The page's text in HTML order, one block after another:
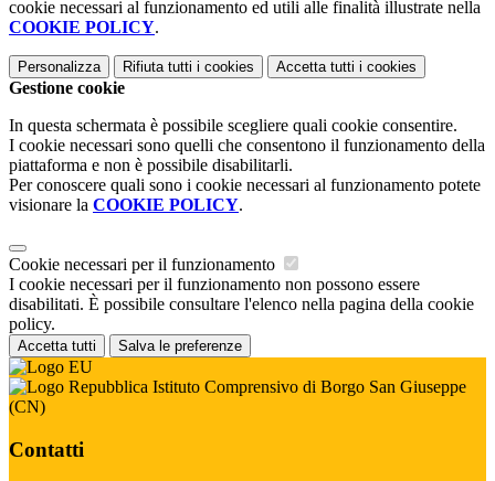
cookie necessari al funzionamento ed utili alle finalità illustrate nella
COOKIE POLICY.
Personalizza Rifiuta tutti i cookies Accetta tutti i cookies
Gestione cookie
In questa schermata è possibile scegliere quali cookie consentire.
I cookie necessari sono quelli che consentono il funzionamento della
piattaforma e non è possibile disabilitarli.
Per conoscere quali sono i cookie necessari al funzionamento potete
visionare la COOKIE POLICY.
Cookie necessari per il funzionamento
I cookie necessari per il funzionamento non possono essere
disabilitati. È possibile consultare l'elenco nella pagina della cookie
policy.
Accetta tutti Salva le preferenze
Istituto Comprensivo di Borgo San Giuseppe
(CN)
Contatti